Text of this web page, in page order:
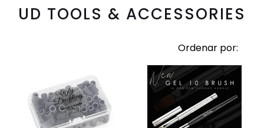
UD TOOLS & ACCESSORIES
Ordenar por: